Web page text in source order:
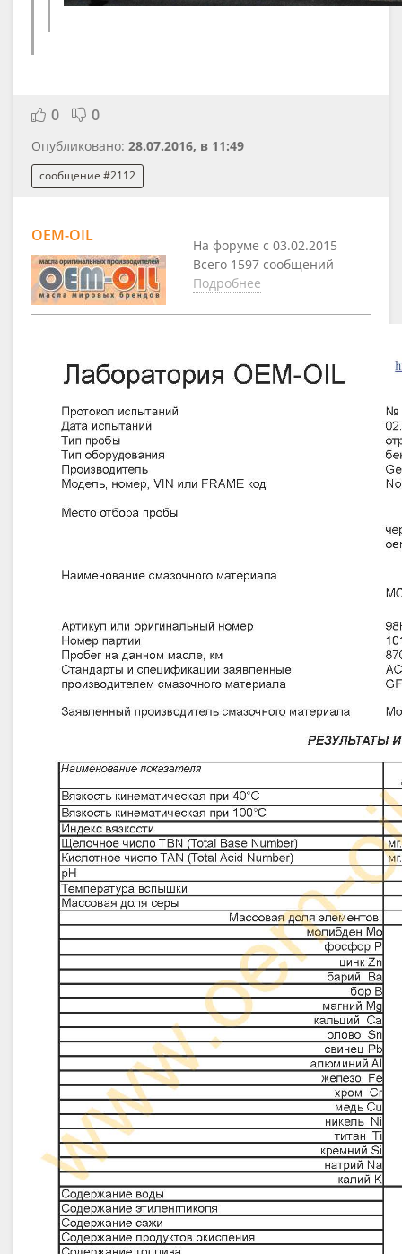
0 0
Опубликовано: 28.07.2016, в 11:49
сообщение #2112
OEM-OIL
На форуме с 03.02.2015
Всего 1597 сообщений
Подробнее